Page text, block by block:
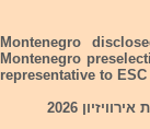
Montenegro
Montenegro
representative to
2026